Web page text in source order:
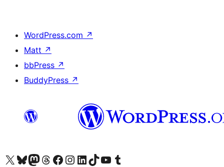
WordPress.com ↗
Matt ↗
bbPress ↗
BuddyPress ↗
Visit our X (formerly Twitter) account
Visit our Bluesky account
Visit our Mastodon account
Visit our Threads account
Visit our Facebook page
Visit our Instagram account
Visit our LinkedIn account
Visit our TikTok account
Visit our YouTube channel
Visit our Tumblr account